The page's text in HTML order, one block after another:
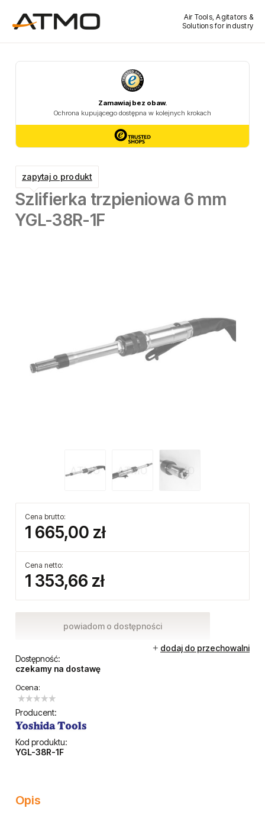
Air Tools, Agitators &
Solutions for industry
Szlifierka trzpieniowa 6 mm
YGL-38R-1F
Cena brutto:
1 665,00 zł
Cena netto:
1 353,66 zł
powiadom o dostępności
dodaj do przechowalni
Dostępność:
czekamy na dostawę
Ocena:
Producent:
Kod produktu:
YGL-38R-1F
zapytaj o produkt
Opis